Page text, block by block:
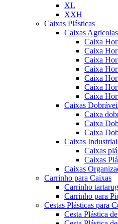
XL
XXH
Caixas Plásticas
Caixas Agricolas
Caixa
Caixa
Caixa
Caixa
Caixa
Caixa
Caixa
Caixas
Caixa
Caixa
Caixa
Caixas
Caixas
Caixas
Caixas
Carrinho para Caixas
Carrinho
Carrinho para
Cestas Plásticas para
Cesta Plástica